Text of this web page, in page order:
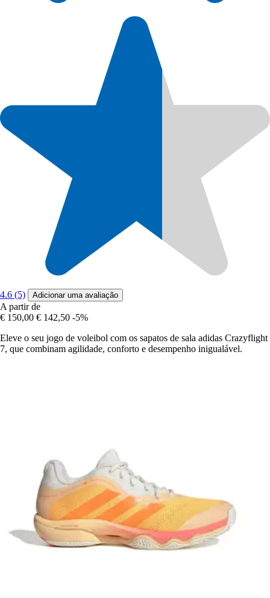
4.6 (5) Adicionar uma avaliação
A partir de
€ 150,00 € 142,50 -5%
Eleve o seu jogo de voleibol com os sapatos de sala adidas Crazyflight
7, que combinam agilidade, conforto e desempenho inigualável.